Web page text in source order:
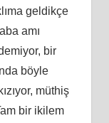
geldikçe
amı
bir
böyle
müthiş
bir ikilem